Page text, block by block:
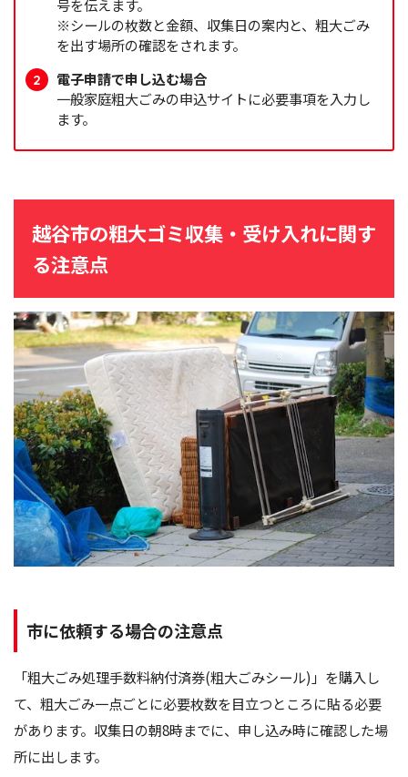
号を伝えます。
※シールの枚数と金額、収集日の案内と、粗大ごみ
を出す場所の確認をされます。
電子申請で申し込む場合
一般家庭粗大ごみの申込サイトに必要事項を入力し
ます。
越谷市の粗大ゴミ収集・受け入れに関す
る注意点
市に依頼する場合の注意点
「粗大ごみ処理手数料納付済券(粗大ごみシール)」を購入し
て、粗大ごみ一点ごとに必要枚数を目立つところに貼る必要
があります。収集日の朝8時までに、申し込み時に確認した場
所に出します。